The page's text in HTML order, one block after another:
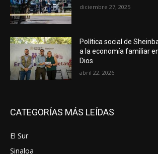
diciembre 27, 2025
Política social de
a la economía familiar
Dios
abril 22, 2026
CATEGORÍAS MÁS LEÍDAS
El Sur
Sinaloa